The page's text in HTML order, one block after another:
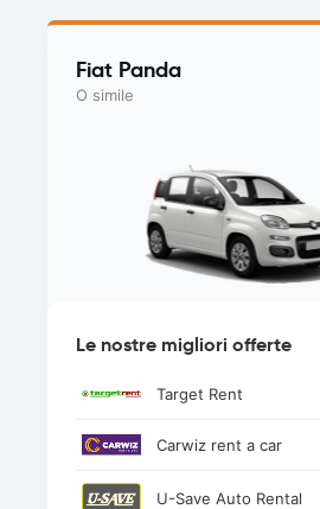
Fiat Panda
O simile
Le nostre migliori offerte
Target Rent
Carwiz rent a car
U-Save Auto Rental